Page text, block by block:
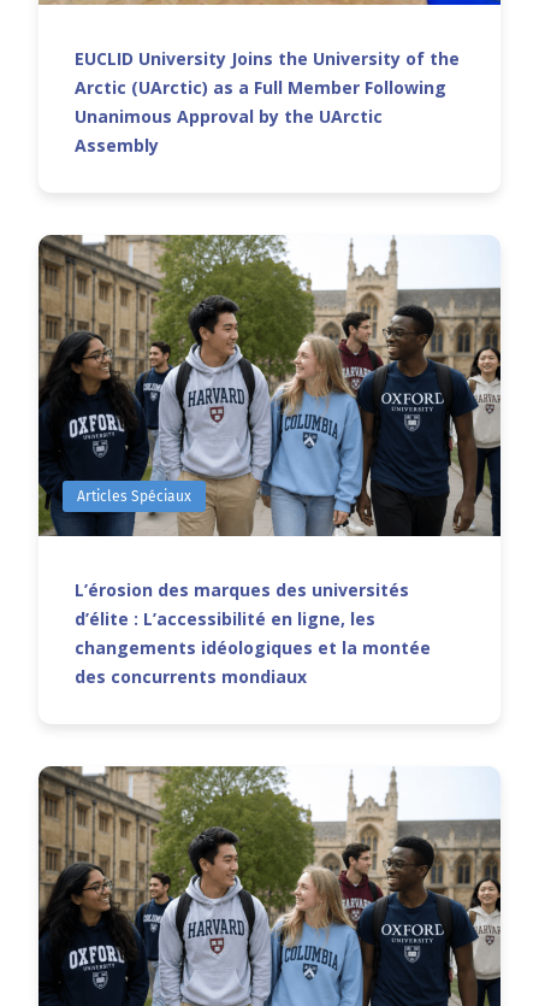
EUCLID University Joins the University of the
Arctic (UArctic) as a Full Member Following
Unanimous Approval by the UArctic
Assembly
Articles Spéciaux
L’érosion des marques des universités
d’élite : L’accessibilité en ligne, les
changements idéologiques et la montée
des concurrents mondiaux